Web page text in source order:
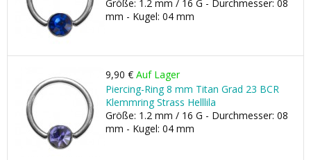
Größe: 1.2 mm / 16 G - Durchmesser: 08
mm - Kugel: 04 mm
9,90 € Auf Lager
Piercing-Ring 8 mm Titan Grad 23 BCR
Klemmring Strass Helllila
Größe: 1.2 mm / 16 G - Durchmesser: 08
mm - Kugel: 04 mm